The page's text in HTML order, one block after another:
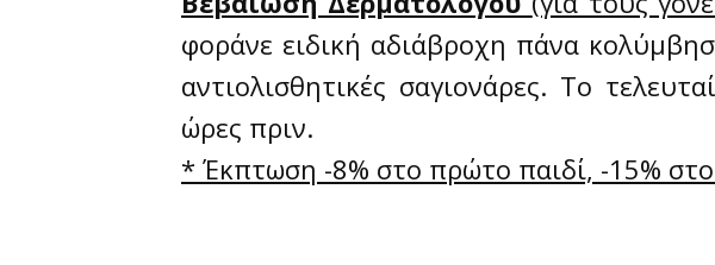
φοράνε ειδική αδιάβροχη πάνα
αντιολισθητικές σαγιονάρες. Το
ώρες πριν.
* Έκπτωση -8% στο πρώτο παιδί, -15%